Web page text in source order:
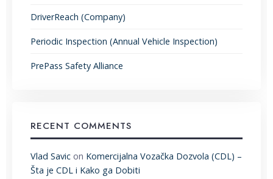
DriverReach (Company)
Periodic Inspection (Annual Vehicle Inspection)
PrePass Safety Alliance
RECENT COMMENTS
Vlad Savic on Komercijalna Vozačka Dozvola (CDL) –
Šta je CDL i Kako ga Dobiti